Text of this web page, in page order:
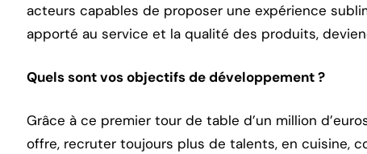
acteurs capables de proposer une expérience
apporté au service et la qualité des produits,
Quels sont vos objectifs de développement ?
Grâce à ce premier tour de table d’un million
offre, recruter toujours plus de talents, en cuisine,